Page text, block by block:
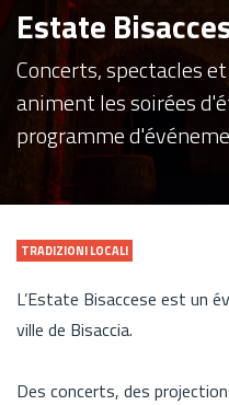
Estate
Concerts, spectacles
animent les soirées
programme
TRADIZIONI LOCALI
L’Estate Bisaccese est un
ville de Bisaccia.
Des concerts, des